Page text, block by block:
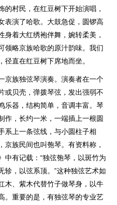
的村民，在红豆树下开始演唱，
表演了哈歌。大鼓急促，圆锣高
着大红绣袍伴舞，婉转柔美，
领略京族哈歌的原汁韵味。我们
直在红豆树下席地而坐。
京族独弦琴演奏。演奏者在一个
或贝壳，弹拨琴弦，发出强弱不
乐器，结构简单，音调丰富。琴
作，长约一米，一端插上一根圆
系上一条弦线，与小圆柱子相
族民间也叫匏琴。有资料称，
中有记载：“独弦匏琴，以斑竹为
轸，以弦系顶。”这种独弦艺术如
木、紫木代替竹子做琴身，以牛
。重要的是，有独弦琴的专业艺